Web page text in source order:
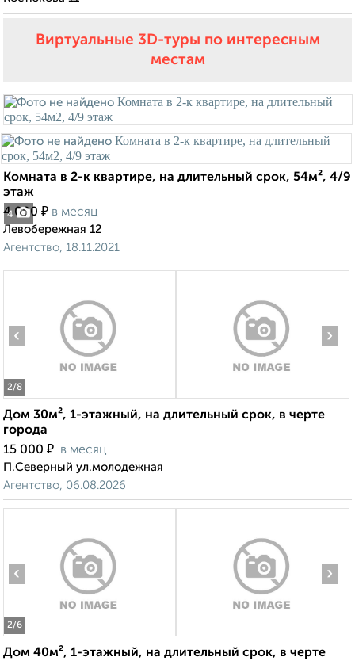
Виртуальные 3D-туры по интересным
местам
4
Комната в 2-к квартире, на длительный срок, 54м², 4/9
этаж
4 000 ₽ в месяц
Левобережная 12
Агентство, 18.11.2021
2/8
‹ ›
Дом 30м², 1-этажный, на длительный срок, в черте
города
15 000 ₽ в месяц
П.Северный ул.молодежная
Агентство, 06.08.2026
2/6
‹ ›
Дом 40м², 1-этажный, на длительный срок, в черте